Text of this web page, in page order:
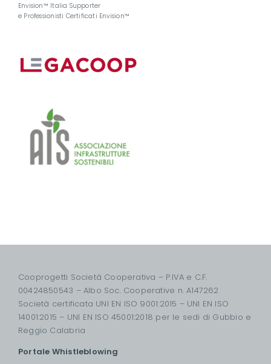
Envision™ Italia Supporter
e Professionisti Certificati Envision™
Cooprogetti Società Cooperativa – P.IVA e C.F.
00424850543 – Albo Soc. Cooperative n. A147262
Società certificata UNI EN ISO 9001:2015 – UNI EN ISO
14001:2015 – UNI EN ISO 45001:2018 per le sedi di Gubbio e
Reggio Calabria
Portale Whistleblowing